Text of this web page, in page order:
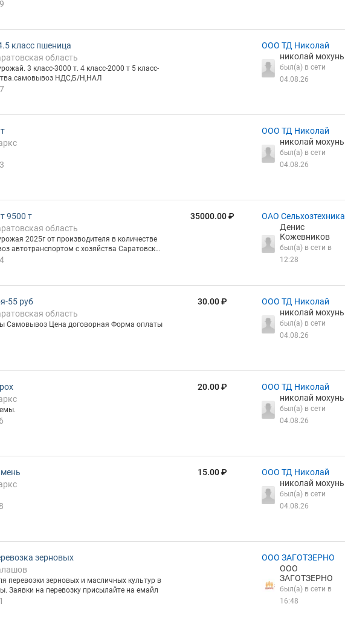
класс пшеница
область
3 класс-3000 т. 4 класс-2000 т 5 класс-
НДС,Б/Н,НАЛ
ООО ТД Николай
николай мохунь
был(а) в сети
04.08.26
ООО ТД Николай
николай мохунь
был(а) в сети
04.08.26
9500 т
область
2025г от производителя в количестве
автотранспортом с хозяйства Саратовска
ул. Советская 78 ГОСТ Калибр 6-7мм Со
35000.00 ₽
ОАО Сельхозтехника
Денис
Кожевников
был(а) в сети в
12:28
55 руб
область
Самовывоз Цена договорная Форма оплаты
30.00 ₽
ООО ТД Николай
николай мохунь
был(а) в сети
04.08.26
20.00 ₽
ООО ТД Николай
николай мохунь
был(а) в сети
04.08.26
15.00 ₽
ООО ТД Николай
николай мохунь
был(а) в сети
04.08.26
зерновых
перевозки зерновых и масличных культур в
Заявки на перевозку присылайте на емайл
ООО ЗАГОТЗЕРНО
ООО
ЗАГОТЗЕРНО
был(а) в сети в
16:48